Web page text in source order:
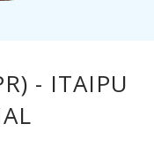
- ITAIPU